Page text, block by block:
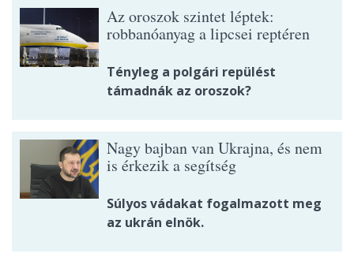
Az oroszok szintet léptek:
robbanóanyag a lipcsei reptéren
Tényleg a polgári repülést
támadnák az oroszok?
Nagy bajban van Ukrajna, és nem
is érkezik a segítség
Súlyos vádakat fogalmazott meg
az ukrán elnök.